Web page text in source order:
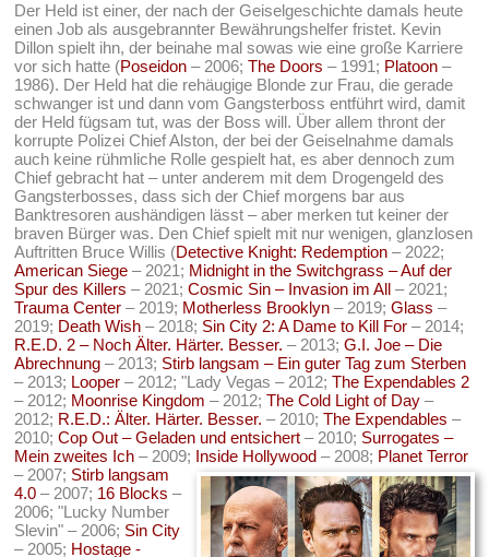
Der Held ist einer, der nach der Geiselgeschichte damals heute
einen Job als ausgebrannter Bewährungshelfer fristet. Kevin
Dillon spielt ihn, der beinahe mal sowas wie eine große Karriere
vor sich hatte (Poseidon – 2006;The Doors – 1991; Platoon –
1986). Der Held hat die rehäugige Blonde zur Frau, die gerade
schwanger ist und dann vom Gangsterboss entführt wird, damit
der Held fügsam tut, was der Boss will. Über allem thront der
korrupte Polizei Chief Alston, der bei der Geiselnahme damals
auch keine rühmliche Rolle gespielt hat, es aber dennoch zum
Chief gebracht hat – unter anderem mit dem Drogengeld des
Gangsterbosses, dass sich der Chief morgens bar aus
Banktresoren aushändigen lässt – aber merken tut keiner der
braven Bürger was. Den Chief spielt mit nur wenigen, glanzlosen
Auftritten Bruce Willis (Detective Knight: Redemption – 2022;
American Siege – 2021; Midnight in the Switchgrass – Auf der
Spur des Killers – 2021;Cosmic Sin – Invasion im All – 2021;
Trauma Center – 2019; Motherless Brooklyn – 2019;Glass –
2019; Death Wish – 2018; Sin City 2: A Dame to Kill For – 2014;
R.E.D. 2 – Noch Älter. Härter. Besser. – 2013;G.I. Joe – Die
Abrechnung – 2013; Stirb langsam – Ein guter Tag zum Sterben
– 2013; Looper – 2012; "Lady Vegas – 2012;The Expendables 2
– 2012; Moonrise Kingdom – 2012;The Cold Light of Day –
2012; R.E.D.: Älter. Härter. Besser. – 2010;The Expendables –
2010;Cop Out – Geladen und entsichert – 2010; Surrogates –
Mein zweites Ich – 2009; Inside Hollywood – 2008; Planet Terror
– 2007; Stirb langsam
4.0 – 2007; 16 Blocks –
2006; "Lucky Number
Slevin" – 2006; Sin City
– 2005; Hostage -